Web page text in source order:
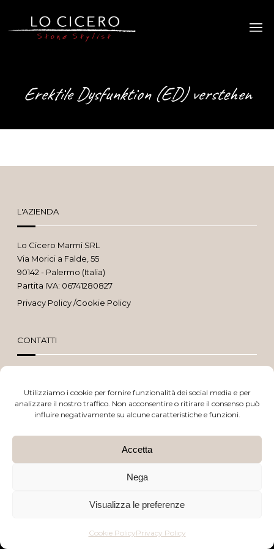
Utilizziamo i cookie per fornire funzionalità dei social media e per
analizzare il nostro traffico. Non acconsentire o ritirare il consenso può
influire negativamente su alcune caratteristiche e funzioni.
Accetta
Nega
Visualizza le preferenze
Cookie PolicyPrivacy Policy
Erektile Dysfunktion (ED) verstehen
L'AZIENDA
Lo Cicero Marmi SRL
Via Morici a Falde, 55
90142 - Palermo (Italia)
Partita IVA: 06741280827
Privacy Policy/Cookie Policy
CONTATTI
329 693 2835
BTW Software House - SYS-DAT Group